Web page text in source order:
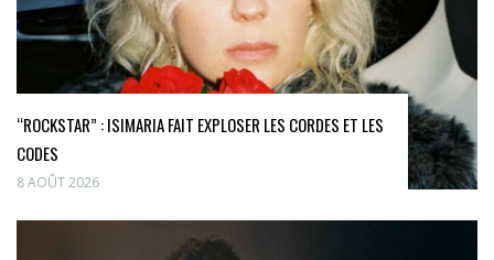
“ROCKSTAR” : ISIMARIA FAIT EXPLOSER LES CORDES ET LES
CODES
8 AOÛT 2026